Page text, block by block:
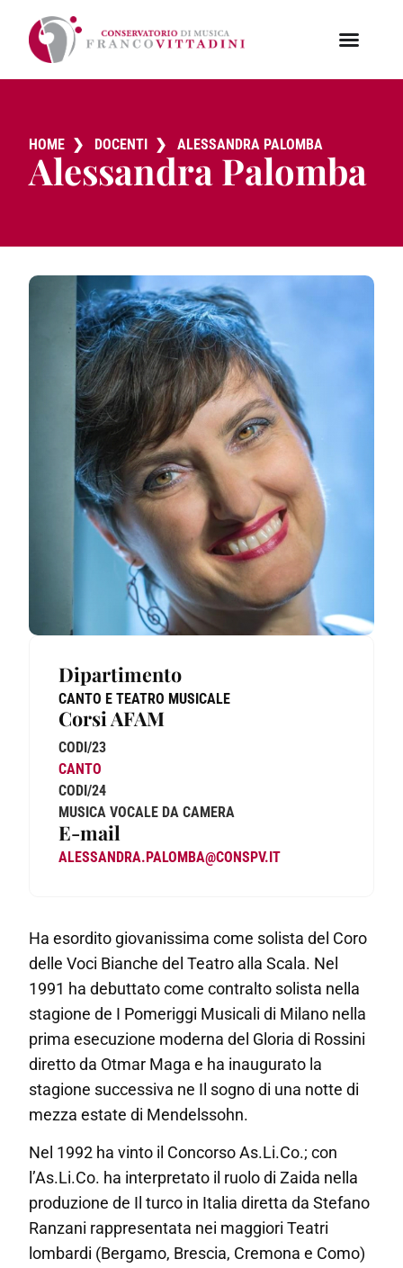
HOME ❯ DOCENTI ❯ ALESSANDRA PALOMBA
Alessandra Palomba
Dipartimento
CANTO E TEATRO MUSICALE
Corsi AFAM
CODI/23
CANTO
CODI/24
MUSICA VOCALE DA CAMERA
E-mail
ALESSANDRA.PALOMBA@CONSPV.IT
Ha esordito giovanissima come solista del Coro
delle Voci Bianche del Teatro alla Scala. Nel
1991 ha debuttato come contralto solista nella
stagione de I Pomeriggi Musicali di Milano nella
prima esecuzione moderna del Gloria di Rossini
diretto da Otmar Maga e ha inaugurato la
stagione successiva ne Il sogno di una notte di
mezza estate di Mendelssohn.
Nel 1992 ha vinto il Concorso As.Li.Co.; con
l’As.Li.Co. ha interpretato il ruolo di Zaida nella
produzione de Il turco in Italia diretta da Stefano
Ranzani rappresentata nei maggiori Teatri
lombardi (Bergamo, Brescia, Cremona e Como)